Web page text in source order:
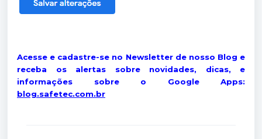
Acesse e cadastre-se no Newsletter de nosso Blog e
receba os alertas sobre novidades, dicas, e
informações sobre o Google Apps:
blog.safetec.com.br